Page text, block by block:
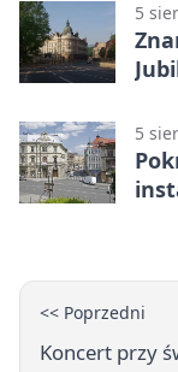
5
5
<< Poprzedni
Koncert przy